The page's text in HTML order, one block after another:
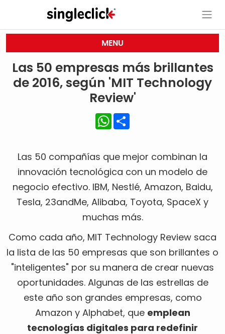
MENU
Las 50 empresas más brillantes
de 2016, según 'MIT Technology
Review'
WhatsApp
Las 50 compañías que mejor combinan la
innovación tecnológica con un modelo de
negocio efectivo. IBM, Nestlé, Amazon, Baidu,
Tesla, 23andMe, Alibaba, Toyota, SpaceX y
muchas más.
Como cada año, MIT Technology Review saca
la lista de las 50 empresas que son brillantes o
"inteligentes" por su manera de crear nuevas
oportunidades. Algunas de las estrellas de
este año son grandes empresas, como
Amazon y Alphabet, que emplean
tecnologías digitales para redefinir